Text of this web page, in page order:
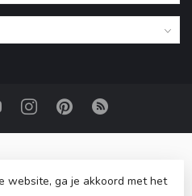
website, ga je akkoord met het